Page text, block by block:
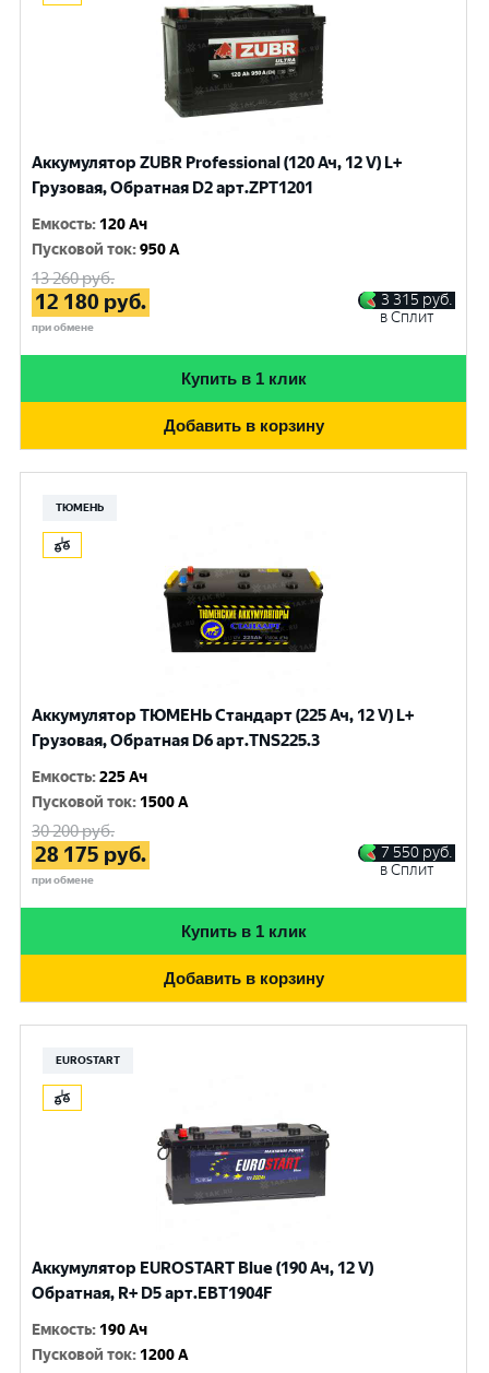
Аккумулятор ZUBR Professional (120 Ач, 12 V) L+
Грузовая, Обратная D2 арт.ZPT1201
Емкость: 120 Ач
Пусковой ток:950 A
13 260руб.
12 180 руб.
при обмене
3 315 руб.
в Сплит
Купить в 1 клик
Добавить в корзину
ТЮМЕНЬ
Аккумулятор ТЮМЕНЬ Стандарт (225 Ач, 12 V) L+
Грузовая, Обратная D6 арт.TNS225.3
Емкость:225 Ач
Пусковой ток: 1500 A
30 200руб.
28 175 руб.
при обмене
7 550 руб.
в Сплит
Купить в 1 клик
Добавить в корзину
EUROSTART
Аккумулятор EUROSTART Blue (190 Ач, 12 V)
Обратная, R+ D5 арт.EBT1904F
Емкость: 190 Ач
Пусковой ток: 1200 A